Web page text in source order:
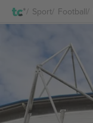
Sport Football